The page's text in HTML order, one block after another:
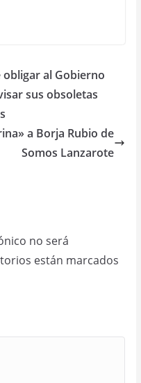
obligar al Gobierno
sus obsoletas
a Borja Rubio de
Somos Lanzarote
no será
están marcados